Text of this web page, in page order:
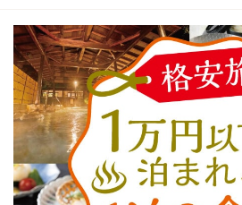
花
巻
･
北
上
･
遠
野